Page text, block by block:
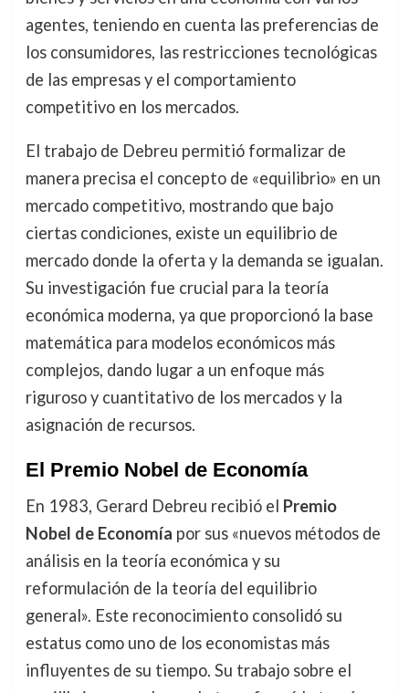
agentes, teniendo en cuenta las preferencias de
los consumidores, las restricciones tecnológicas
de las empresas y el comportamiento
competitivo en los mercados.
El trabajo de Debreu permitió formalizar de
manera precisa el concepto de «equilibrio» en un
mercado competitivo, mostrando que bajo
ciertas condiciones, existe un equilibrio de
mercado donde la oferta y la demanda se igualan.
Su investigación fue crucial para la teoría
económica moderna, ya que proporcionó la base
matemática para modelos económicos más
complejos, dando lugar a un enfoque más
riguroso y cuantitativo de los mercados y la
asignación de recursos.
El Premio Nobel de Economía
En 1983, Gerard Debreu recibió el Premio
Nobel de Economía por sus «nuevos métodos de
análisis en la teoría económica y su
reformulación de la teoría del equilibrio
general». Este reconocimiento consolidó su
estatus como uno de los economistas más
influyentes de su tiempo. Su trabajo sobre el